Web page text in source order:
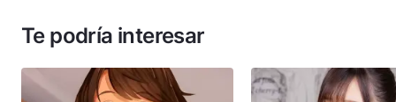
Te podría interesar